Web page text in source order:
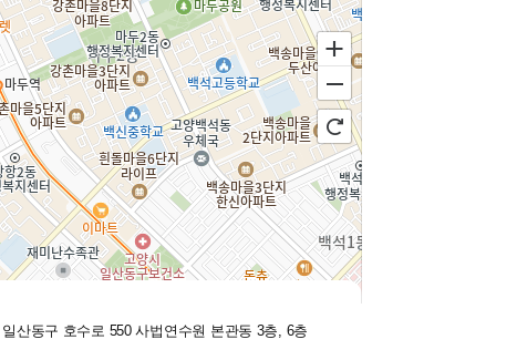
산동구 호수로 550사법연수원 본관동 3층, 6층